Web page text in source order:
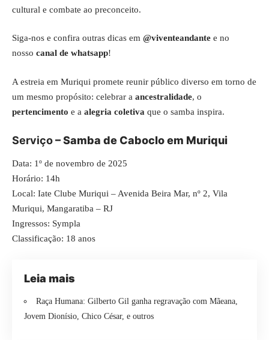
cultural e combate ao preconceito.
Siga-nos e confira outras dicas em @viventeandante e no
nosso canal de whatsapp!
A estreia em Muriqui promete reunir público diverso em torno de
um mesmo propósito: celebrar a ancestralidade, o
pertencimento e a alegria coletiva que o samba inspira.
Serviço– Samba de Caboclo em Muriqui
Data: 1º de novembro de 2025
Horário: 14h
Local: Iate Clube Muriqui – Avenida Beira Mar, nº 2, Vila
Muriqui, Mangaratiba – RJ
Ingressos: Sympla
Classificação: 18 anos
Leia mais
Raça Humana: Gilberto Gil ganha regravação com Mãeana,
Jovem Dionísio, Chico César, e outros